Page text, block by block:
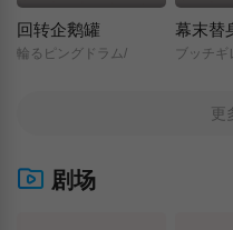
回转企鹅罐
輪るピングドラム/
幕末替
ブッチ
更
剧场